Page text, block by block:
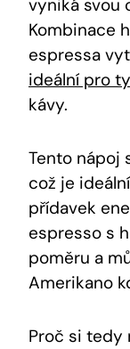
vyniká svou
Kombinace
espressa​
ideální pro ty
⁣kávy.
Tento nápoj
což⁢ je
přídavek
espresso s
poměru a
Amerikano
Proč si⁢ tedy